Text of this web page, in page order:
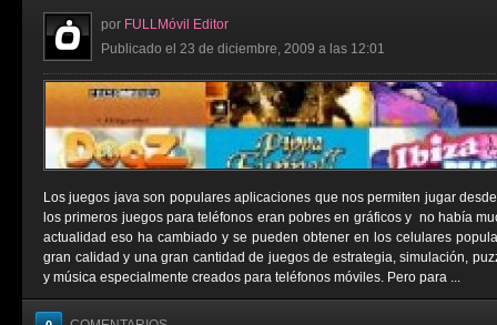
por FULLMóvil Editor
Publicado el 23 de diciembre, 2009 a las 12:01
Los juegos java son populares aplicaciones que nos permiten jugar
los primeros juegos para teléfonos eran pobres en gráficos y no había
actualidad eso ha cambiado y se pueden obtener en los celulares
gran calidad y una gran cantidad de juegos de estrategia, simulación,
y música especialmente creados para teléfonos móviles. Pero para ...